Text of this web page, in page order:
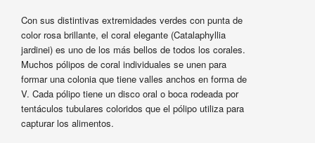
Con sus distintivas extremidades verdes con punta de
color rosa brillante, el coral elegante (Catalaphyllia
jardinei) es uno de los más bellos de todos los corales.
Muchos pólipos de coral individuales se unen para
formar una colonia que tiene valles anchos en forma de
V. Cada pólipo tiene un disco oral o boca rodeada por
tentáculos tubulares coloridos que el pólipo utiliza para
capturar los alimentos.